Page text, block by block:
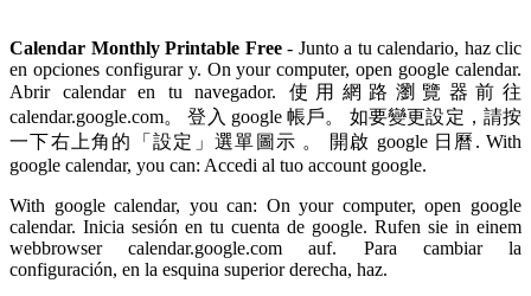
Calendar Monthly Printable Free- Junto a tu calendario, haz clic
en opciones configurar y. On your computer, open google calendar.
Abrir calendar en tu navegador. 使用網路瀏覽器前往
calendar.google.com。 登入 google 帳戶。 如要變更設定，請按
一下右上角的「設定」選單圖示 。 開啟 google 日曆. With
google calendar, you can: Accedi al tuo account google.
With google calendar, you can: On your computer, open google
calendar. Inicia sesión en tu cuenta de google. Rufen sie in einem
webbrowser calendar.google.com auf. Para cambiar la
configuración, en la esquina superior derecha, haz.